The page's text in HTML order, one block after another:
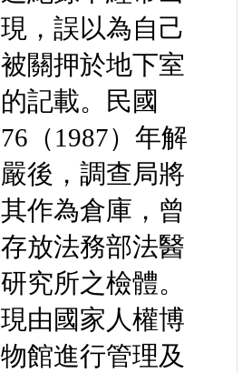
現，誤以為自己
被關押於地下室
的記載。民國
76（1987）年解
嚴後，調查局將
其作為倉庫，曾
存放法務部法醫
研究所之檢體。
現由國家人權博
物館進行管理及